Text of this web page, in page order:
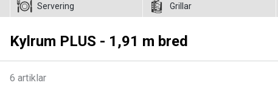
Servering Grillar
Kylrum PLUS - 1,91 m bred
6 artiklar